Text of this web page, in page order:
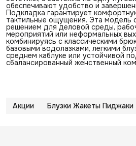
обеспечивают удобство и
Подкладка гарантирует
тактильные ощущения. Эта модель
решением для деловой среды,
мероприятий или неформальных
комбинируясь с классическими
базовыми водолазками, легкими
среднем каблуке или устойчивой
сбалансированный женственный
Акции Блузки Жакеты Пиджаки